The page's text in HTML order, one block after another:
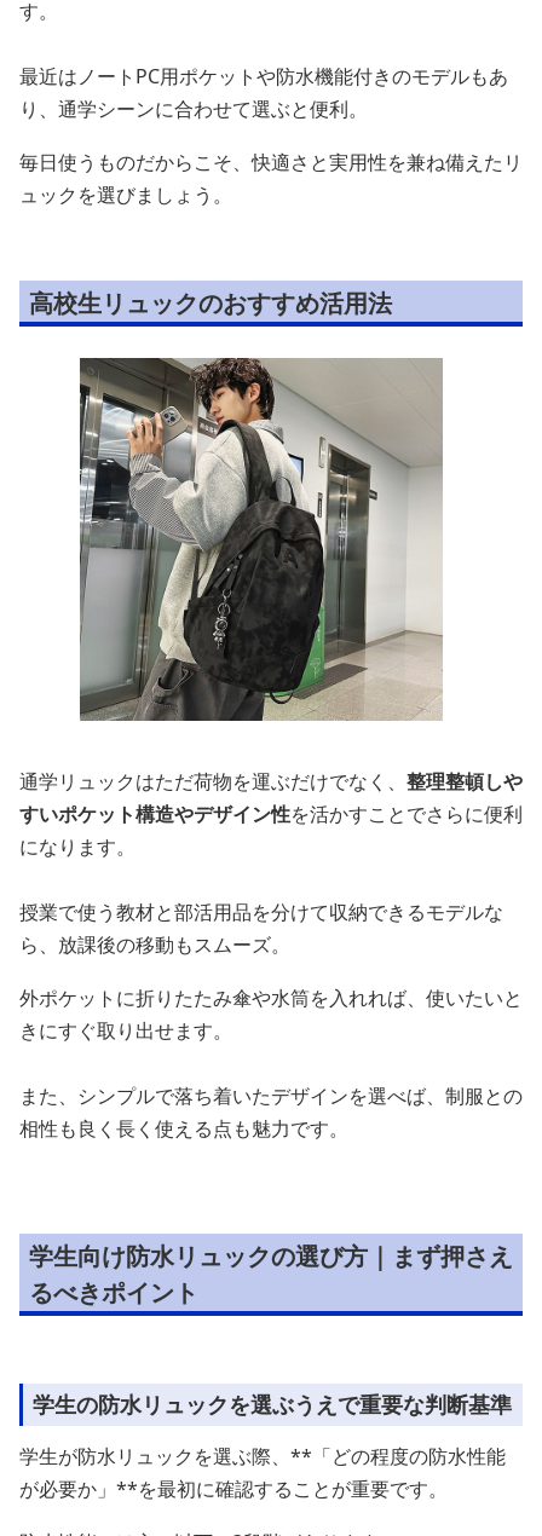
す。
最近はノートPC用ポケットや防水機能付きのモデルもあ
り、通学シーンに合わせて選ぶと便利。
毎日使うものだからこそ、快適さと実用性を兼ね備えたリ
ュックを選びましょう。
高校生リュックのおすすめ活用法
通学リュックはただ荷物を運ぶだけでなく、 整理整頓しや
すいポケット構造やデザイン性を活かすことでさらに便利
になります。
授業で使う教材と部活用品を分けて収納できるモデルな
ら、放課後の移動もスムーズ。
外ポケットに折りたたみ傘や水筒を入れれば、使いたいと
きにすぐ取り出せます。
また、シンプルで落ち着いたデザインを選べば、制服との
相性も良く長く使える点も魅力です。
学生向け防水リュックの選び方｜まず押さえ
るべきポイント
学生の防水リュックを選ぶうえで重要な判断基準
学生が防水リュックを選ぶ際、**「どの程度の防水性能
が必要か」**を最初に確認することが重要です。